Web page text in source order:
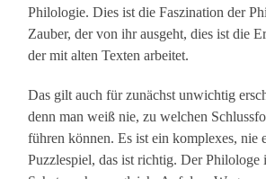
Philologie. Dies ist die Faszination der
Zauber, der von ihr ausgeht, dies ist die
der mit alten Texten arbeitet.
Das gilt auch für zunächst unwichtig
denn man weiß nie, zu welchen
führen können. Es ist ein komplexes, nie
Puzzlespiel, das ist richtig. Der Philologe